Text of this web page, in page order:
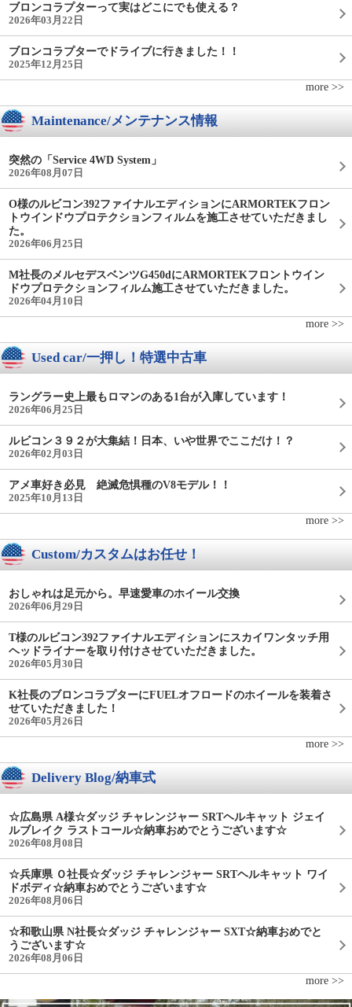
ブロンコラプターって実はどこにでも使える？
2026年03月22日
ブロンコラプターでドライブに行きました！！
2025年12月25日
more >>
Maintenance/メンテナンス情報
突然の「Service 4WD System」
2026年08月07日
O様のルビコン392ファイナルエディションにARMORTEKフロン
トウインドウプロテクションフィルムを施工させていただきまし
た。
2026年06月25日
M社長のメルセデスベンツG450dにARMORTEKフロントウイン
ドウプロテクションフィルム施工させていただきました。
2026年04月10日
more >>
Used car/一押し！特選中古車
ラングラー史上最もロマンのある1台が入庫しています！
2026年06月25日
ルビコン３９２が大集結！日本、いや世界でここだけ！？
2026年02月03日
アメ車好き必見 絶滅危惧種のV8モデル！！
2025年10月13日
more >>
Custom/カスタムはお任せ！
おしゃれは足元から。早速愛車のホイール交換
2026年06月29日
T様のルビコン392ファイナルエディションにスカイワンタッチ用
ヘッドライナーを取り付けさせていただきました。
2026年05月30日
K社長のブロンコラプターにFUELオフロードのホイールを装着さ
せていただきました！
2026年05月26日
more >>
Delivery Blog/納車式
☆広島県 A様☆ダッジ チャレンジャー SRTヘルキャット ジェイ
ルブレイク ラストコール☆納車おめでとうございます☆
2026年08月08日
☆兵庫県 Ｏ社長☆ダッジ チャレンジャー SRTヘルキャット ワイ
ドボディ☆納車おめでとうございます☆
2026年08月06日
☆和歌山県 N社長☆ダッジ チャレンジャー SXT☆納車おめでと
うございます☆
2026年08月06日
more >>